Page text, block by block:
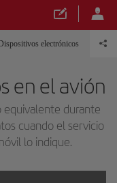
electrónicos
en el avión
equivalente durante
cuando el servicio
lo indique.